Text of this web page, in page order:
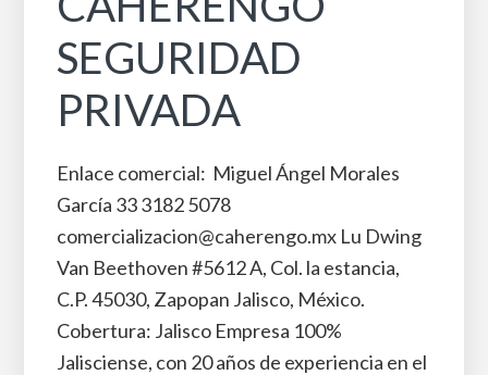
SEGURIDAD
PRIVADA
Enlace comercial: Miguel Ángel Morales
García 33 3182 5078
comercializacion@caherengo.mx Lu Dwing
Van Beethoven #5612 A, Col. la estancia,
C.P. 45030, Zapopan Jalisco, México.
Cobertura: Jalisco Empresa 100%
Jalisciense, con 20 años de experiencia en el